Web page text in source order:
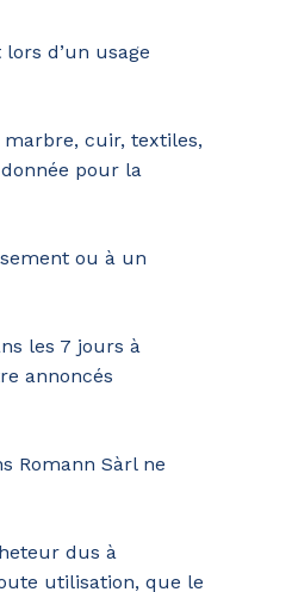
d’un usage
cuir, textiles,
pour la
ou à un
les 7 jours à
annoncés
Romann Sàrl ne
dus à
utilisation, que le